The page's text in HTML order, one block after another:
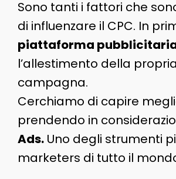
Sono tanti i fattori che
di influenzare il CPC. In
piattaforma
l’allestimento della propria
campagna.
Cerchiamo di capire
prendendo in
Ads. Uno degli strumenti
marketers di tutto il